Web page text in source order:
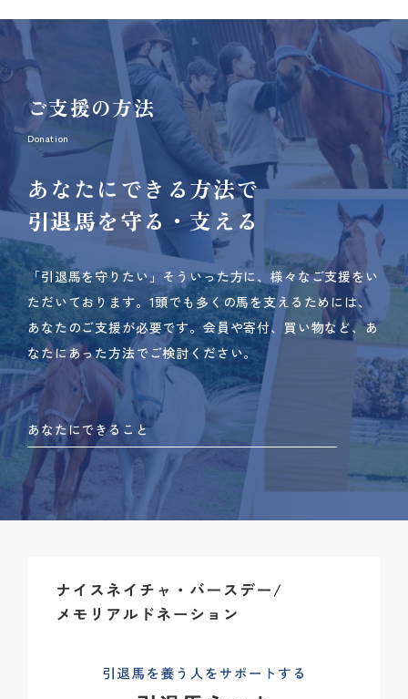
ご支援の方法
Donation
あなたにできる方法で
引退馬を守る・支える
「引退馬を守りたい」そういった方に、様々なご支援をい
ただいております。 1頭でも多くの馬を支えるためには、
あなたのご支援が必要です。 会員や寄付、買い物など、あ
なたにあった方法でご検討ください。
あなたにできること